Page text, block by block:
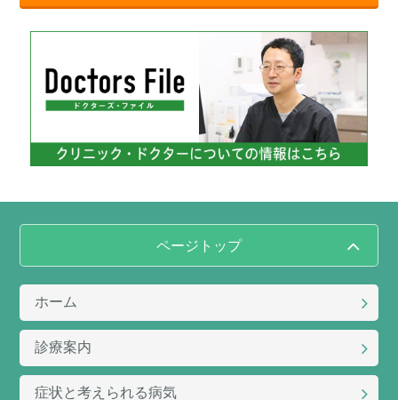
ページトップ
ホーム
診療案内
症状と考えられる病気